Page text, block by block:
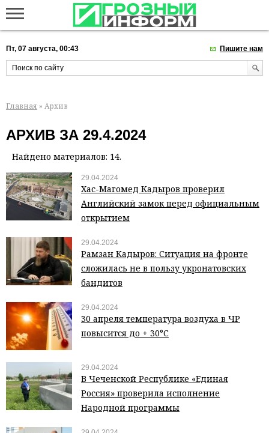
Пт, 07 августа, 00:43 Пишите нам
Главная » Архив
АРХИВ ЗА 29.4.2024
Найдено материалов: 14.
29.04.2024
Хас-Магомед Кадыров проверил
Английский замок перед официальным
открытием
29.04.2024
Рамзан Кадыров: Ситуация на фронте
сложилась не в пользу укронатовских
бандитов
29.04.2024
30 апреля температура воздуха в ЧР
повысится до + 30°С
29.04.2024
В Чеченской Республике «Единая
Россия» проверила исполнение
Народной программы